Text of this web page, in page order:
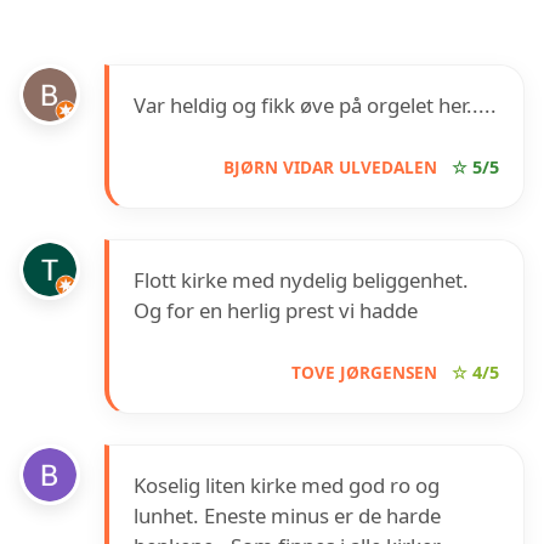
Var heldig og fikk øve på orgelet her.....
BJØRN VIDAR ULVEDALEN ☆ 5/5
Flott kirke med nydelig beliggenhet.
Og for en herlig prest vi hadde
TOVE JØRGENSEN ☆ 4/5
Koselig liten kirke med god ro og
lunhet. Eneste minus er de harde